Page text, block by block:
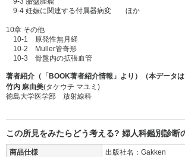
9-4 妊娠に関連する付属器病変 ほか
10章 その他
10-1 原発性無月経
10-2 Muller管奇形
10-3 骨盤内の拡張血管
著者紹介（「BOOK著者紹介情報」より）（本データ
竹内 麻由美(タケウチ マユミ)
徳島大学医学部 放射線科
この所見をみたらどう考える? 婦人科鑑別診
商品仕様
出版社名：Gakken